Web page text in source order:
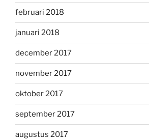
februari 2018
januari 2018
december 2017
november 2017
oktober 2017
september 2017
augustus 2017